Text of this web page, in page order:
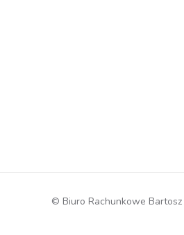
© Biuro Rachunkowe